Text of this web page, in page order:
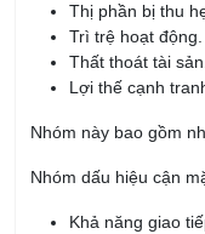
Thị phần bị thu
Trì trệ hoạt động.
Thất thoát tài sản.
Lợi thế cạnh
Nhóm này bao gồm
Nhóm dấu hiệu cận
Khả năng giao